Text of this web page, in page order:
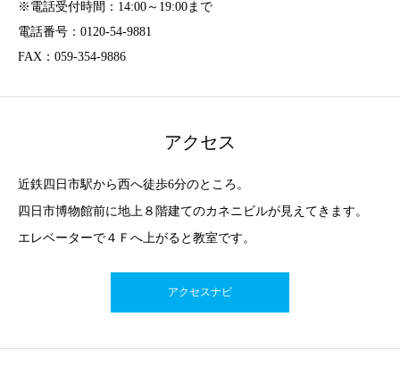
※電話受付時間：14:00～19:00まで
電話番号：0120-54-9881
FAX：059-354-9886
アクセス
近鉄四日市駅から西へ徒歩6分のところ。
四日市博物館前に地上８階建てのカネニビルが見えてきます。
エレベーターで４Ｆへ上がると教室です。
アクセスナビ